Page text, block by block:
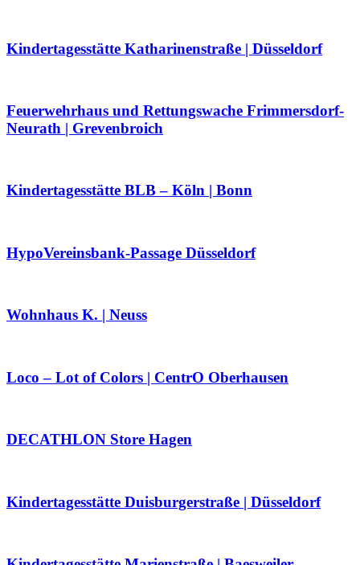
Kindertagesstätte Katharinenstraße | Düsseldorf
Feuerwehrhaus und Rettungswache Frimmersdorf-
Neurath | Grevenbroich
Kindertagesstätte BLB – Köln | Bonn
HypoVereinsbank-Passage Düsseldorf
Wohnhaus K. | Neuss
Loco – Lot of Colors | CentrO Oberhausen
DECATHLON Store Hagen
Kindertagesstätte Duisburgerstraße | Düsseldorf